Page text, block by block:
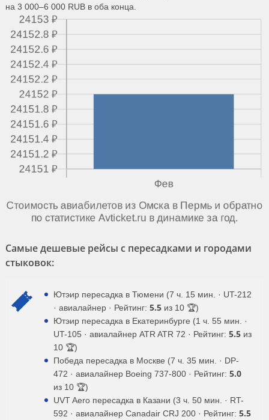
на 3 000–6 000 RUB в оба конца.
Самые дешевые рейсы с пересадками и городами
стыковок:
Ютэир пересадка в Тюмени (7 ч. 15 мин. · UT-212
· авиалайнер · Рейтинг: 5.5 из 10 🏆)
Ютэир пересадка в Екатеринбурге (1 ч. 55 мин. ·
UT-105 · авиалайнер ATR ATR 72 · Рейтинг: 5.5 из
10 🏆)
Победа пересадка в Москве (7 ч. 35 мин. · DP-
472 · авиалайнер Boeing 737-800 · Рейтинг: 5.0
из 10 🏆)
UVT Aero пересадка в Казани (3 ч. 50 мин. · RT-
592 · авиалайнер Canadair CRJ 200 · Рейтинг: 5.5